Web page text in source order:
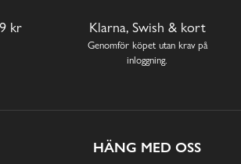
kr Klarna, Swish & kort
Genomför köpet utan krav på
inloggning.
HÄNG MED OSS